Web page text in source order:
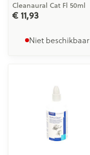
Cleanaural Cat Fl 50ml
€ 11,93
Niet beschikbaar